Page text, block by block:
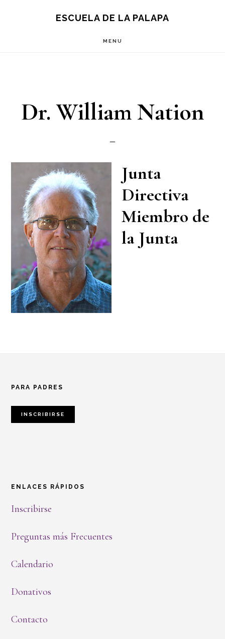
ESCUELA DE LA PALAPA
MENU
Dr. William Nation
Junta
Directiva
Miembro de
la Junta
PARA PADRES
INSCRIBIRSE
ENLACES RÁPIDOS
Inscribirse
Preguntas más Frecuentes
Calendario
Donativos
Contacto